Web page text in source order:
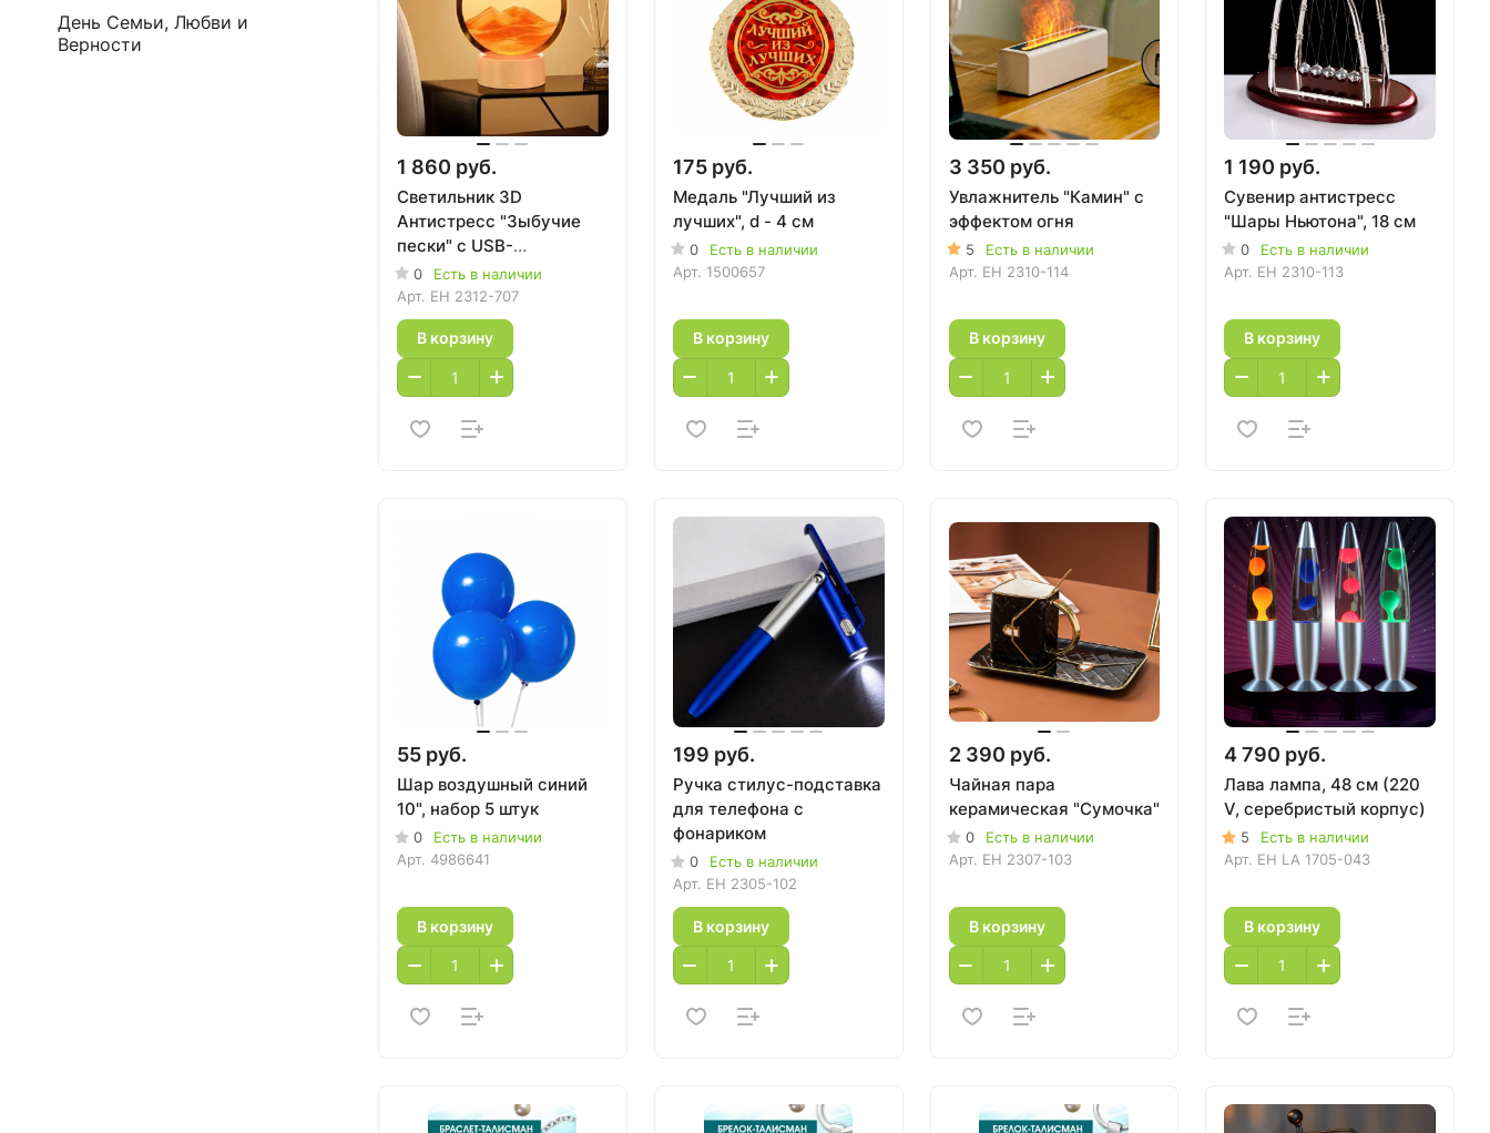
1 860 руб.
Светильник 3D
Антистресс "Зыбучие
пески" с USB-
подзарядкой
0
Есть в наличии
Арт. EH 2312-707
В корзину
175 руб.
Медаль "Лучший из
лучших", d - 4 см
0
Есть в наличии
Арт. 1500657
В корзину
3 350 руб.
Увлажнитель "Камин" с
эффектом огня
5
Есть в наличии
Арт. EH 2310-114
В корзину
1 190 руб.
Сувенир антистресс
"Шары Ньютона", 18 см
0
Есть в наличии
Арт. EH 2310-113
В корзину
55 руб.
Шар воздушный синий
10", набор 5 штук
0
Есть в наличии
Арт. 4986641
В корзину
199 руб.
Ручка стилус-подставка
для телефона с
фонариком
0
Есть в наличии
Арт. EH 2305-102
В корзину
2 390 руб.
Чайная пара
керамическая "Сумочка"
0
Есть в наличии
Арт. EH 2307-103
В корзину
4 790 руб.
Лава лампа, 48 см (220
V, серебристый корпус)
5
Есть в наличии
Арт. EH LA 1705-043
В корзину
День Семьи, Любви и
Верности